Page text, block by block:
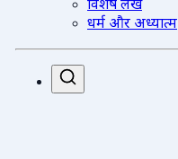
विशेष लेख
धर्म और अध्यात्म